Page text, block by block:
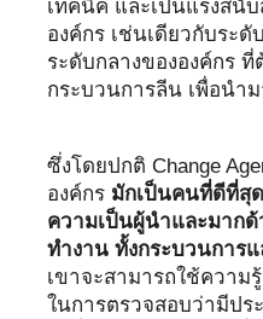
เทคนิค และเป็นแรงสนั
องค์กร เช่นเดียวกับระ
ระดับกลางขององค์กร ที่
กระบวนการลีน เพื่อนำ
ซึ่งโดยปกติ Change
องค์กร มักเป็นคนที่ดีที่สุ
ความเป็นผู้นำและมาก
ทำงาน ทั้งกระบวนการแ
เขาจะสามารถใช้ควา
ในการตรวจสอบว่ามีปร